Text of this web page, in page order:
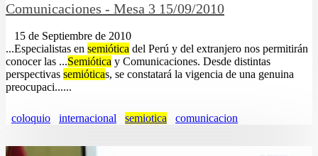
Comunicaciones - Mesa 3 15/09/2010
15 de Septiembre de 2010
...Especialistas en semiótica del Perú y del extranjero nos permitirán
conocer las ...Semiótica y Comunicaciones. Desde distintas
perspectivas semióticas, se constatará la vigencia de una genuina
preocupaci......
coloquio internacional semiotica comunicacion